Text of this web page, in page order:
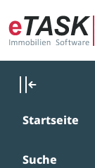
Zum
Startseite
Suche